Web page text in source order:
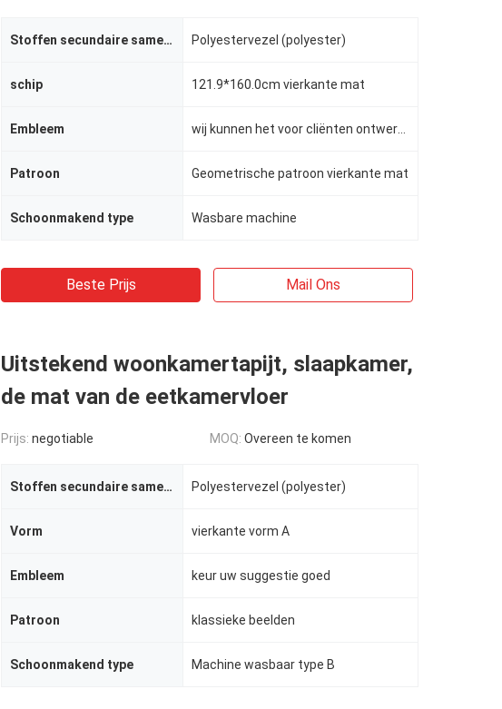
Stoffen secundaire samenstelling Polyestervezel (polyester)
schip 121.9*160.0cm vierkante mat
Embleem
Patroon Geometrische patroon vierkante mat
Schoonmakend type Wasbare machine
Beste Prijs Mail Ons
Uitstekend woonkamertapijt, slaapkamer,
de mat van de eetkamervloer
Prijs: negotiable MOQ: Overeen te komen
Stoffen secundaire samenstelling Polyestervezel (polyester)
Vorm vierkante vorm A
Embleem keur uw suggestie goed
Patroon klassieke beelden
Schoonmakend type Machine wasbaar type B